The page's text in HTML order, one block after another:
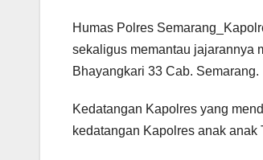
Humas Polres
sekaligus memantau jajarannya
Bhayangkari 33 Cab. Semarang.
Kedatangan Kapolres yang
kedatangan Kapolres anak